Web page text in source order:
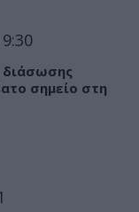
διάσωσης
σημείο στη